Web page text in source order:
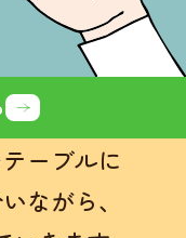
ーブルに
ながら、